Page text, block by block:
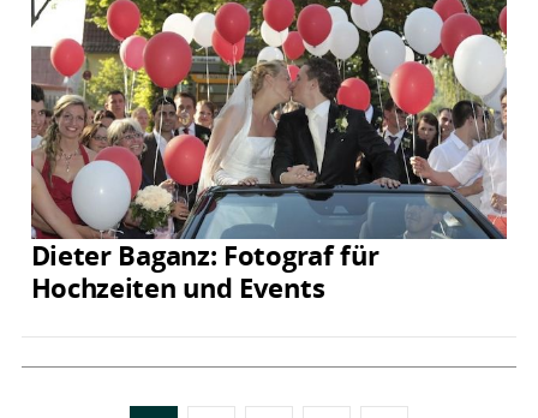
Dieter Baganz: Fotograf für
Hochzeiten und Events